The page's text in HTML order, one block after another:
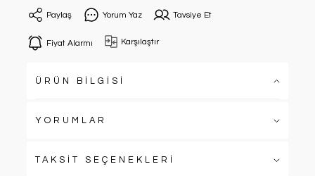
Paylaş Yorum Yaz Tavsiye Et
Fiyat Alarmı Karşılaştır
ÜRÜN BİLGİSİ
YORUMLAR
TAKSİT SEÇENEKLERİ